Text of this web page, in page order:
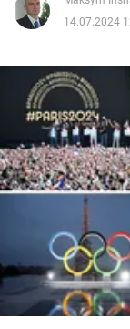
Życie
Polityka
Społeczeństwo
Wojna na
Świat
Jedzenie
14.07.2024